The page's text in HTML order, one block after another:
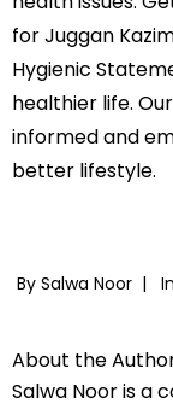
for Juggan
Hygienic
healthier life.
informed and
better lifestyle.
By Salwa Noor | In
About the
Salwa Noor is a